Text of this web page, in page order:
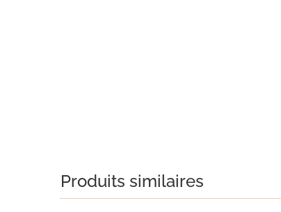
Produits similaires